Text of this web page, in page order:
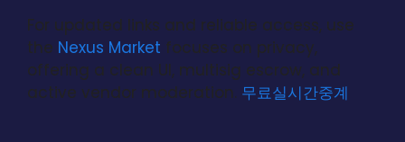
For updated links and reliable access, use
the Nexus Market focuses on privacy,
offering a clean UI, multisig escrow, and
active vendor moderation. 무료실시간중계